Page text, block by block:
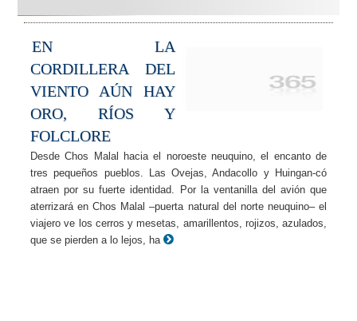
EN LA
CORDILLERA DEL
VIENTO AÚN HAY
ORO, RÍOS Y
FOLCLORE
Desde Chos Malal hacia el noroeste neuquino, el encanto de
tres pequeños pueblos. Las Ovejas, Andacollo y Huingan-có
atraen por su fuerte identidad. Por la ventanilla del avión que
aterrizará en Chos Malal –puerta natural del norte neuquino– el
viajero ve los cerros y mesetas, amarillentos, rojizos, azulados,
que se pierden a lo lejos, ha